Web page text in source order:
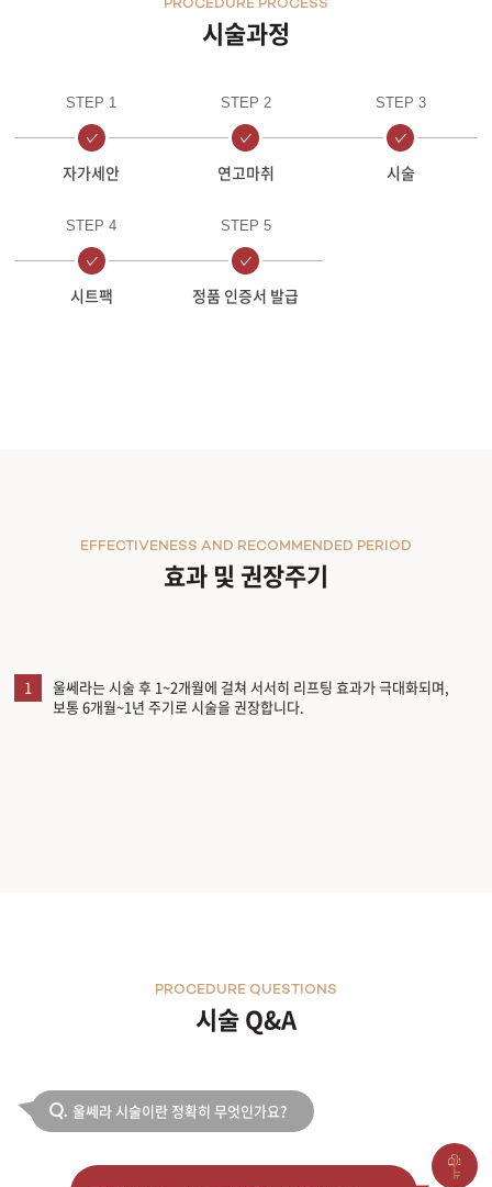
시술과정
PROCEDURE PROCESS
STEP 1
자가세안
STEP 2
연고마취
STEP 3
시술
STEP 4
시트팩
STEP 5
정품 인증서 발급
효과 및 권장주기
EFFECTIVENESS AND RECOMMENDED PERIOD
1
울쎄라는 시술 후 1~2개월에 걸쳐 서서히 리프팅 효과가 극대화되며,
보통 6개월~1년 주기로 시술을 권장합니다.
시술 Q&A
PROCEDURE QUESTIONS
Q. 울쎄라 시술이란 정확히 무엇인가요?